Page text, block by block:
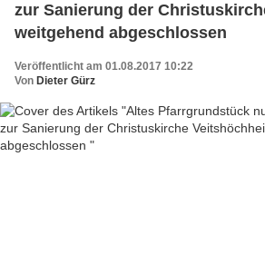
zur Sanierung der
weitgehend abgeschlossen
Veröffentlicht am 01.08.2017 10:22
Von Dieter Gürz